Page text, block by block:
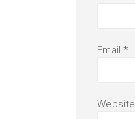
Email *
Website